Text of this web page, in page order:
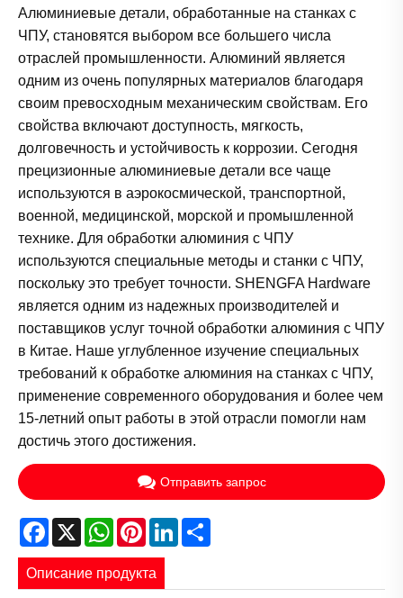
Алюминиевые детали, обработанные на станках с
ЧПУ, становятся выбором все большего числа
отраслей промышленности. Алюминий является
одним из очень популярных материалов благодаря
своим превосходным механическим свойствам. Его
свойства включают доступность, мягкость,
долговечность и устойчивость к коррозии. Сегодня
прецизионные алюминиевые детали все чаще
используются в аэрокосмической, транспортной,
военной, медицинской, морской и промышленной
технике. Для обработки алюминия с ЧПУ
используются специальные методы и станки с ЧПУ,
поскольку это требует точности. SHENGFA Hardware
является одним из надежных производителей и
поставщиков услуг точной обработки алюминия с ЧПУ
в Китае. Наше углубленное изучение специальных
требований к обработке алюминия на станках с ЧПУ,
применение современного оборудования и более чем
15-летний опыт работы в этой отрасли помогли нам
достичь этого достижения.
Отправить запрос
Facebook
X WhatsApp
PinterestLinkedIn
Описание продукта